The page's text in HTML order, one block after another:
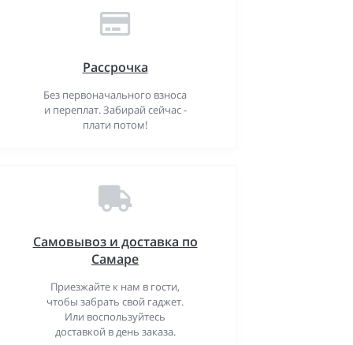
Рассрочка
Без первоначального взноса
и переплат. Забирай сейчас -
плати потом!
Самовывоз и доставка по
Самаре
Приезжайте к нам в гости,
чтобы забрать свой гаджет.
Или воспользуйтесь
доставкой в день заказа.